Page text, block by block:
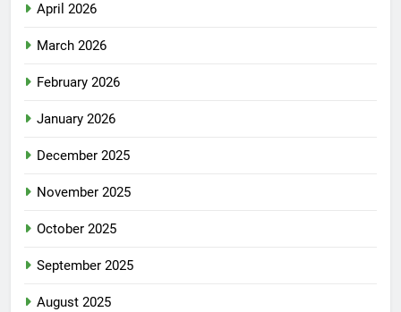
April 2026
March 2026
February 2026
January 2026
December 2025
November 2025
October 2025
September 2025
August 2025